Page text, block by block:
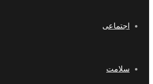
اجتماعی
سلامت